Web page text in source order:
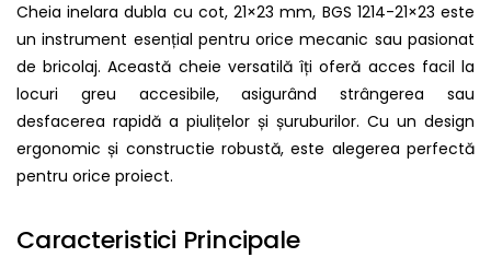
Cheia inelara dubla cu cot, 21×23 mm, BGS 1214-21×23 este
un instrument esențial pentru orice mecanic sau pasionat
de bricolaj. Această cheie versatilă îți oferă acces facil la
locuri greu accesibile, asigurând strângerea sau
desfacerea rapidă a piulițelor și șuruburilor. Cu un design
ergonomic și constructie robustă, este alegerea perfectă
pentru orice proiect.
Caracteristici Principale